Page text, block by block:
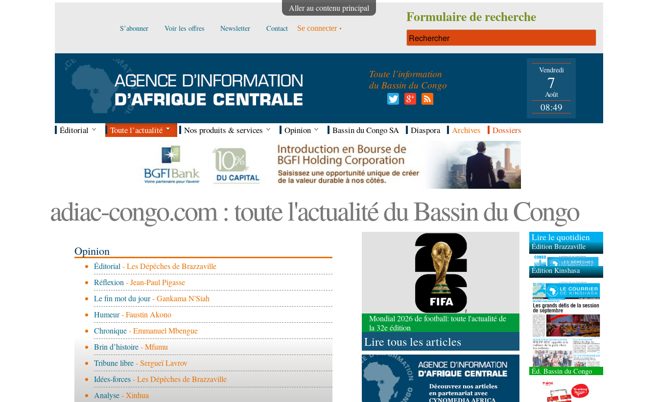
Aller au contenu principal
S’abonner Voir les offres Newsletter Contact Se connecter
Formulaire de recherche
Toute l’information
du Bassin du Congo
Vendredi
7
Août
08:49
Éditorial Toute l’actualité Nos produits & services Opinion Bassin du Congo SA Diaspora Archives Dossiers
adiac-congo.com : toute l'actualité du Bassin du Congo
Opinion
Éditorial - Les Dépêches de Brazzaville
Réflexion - Jean-Paul Pigasse
Le fin mot du jour- Gankama N'Siah
Humeur- Faustin Akono
Chronique- Emmanuel Mbengue
Brin d’histoire- Mfumu
Tribune libre- Sergueï Lavrov
Idées-forces- Les Dépêches de Brazzaville
Analyse- Xinhua
Mondial 2026 de football: toute l'actualité de
la 32e édition
Lire tous les articles
Lire le quotidien
Édition Brazzaville
Édition Kinshasa
Éd. Bassin du Congo